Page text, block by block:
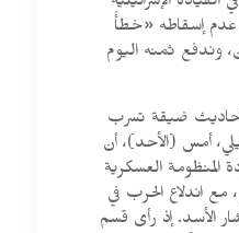
عدم إسقاطه «خطأً
وندفع ثمنه اليوم
أحاديث ضيقة تسرب
أمس (الأحد)، أن
المنظومة العسكرية
مع اندلاع الحرب في
الأسد. إذ رأى قسم